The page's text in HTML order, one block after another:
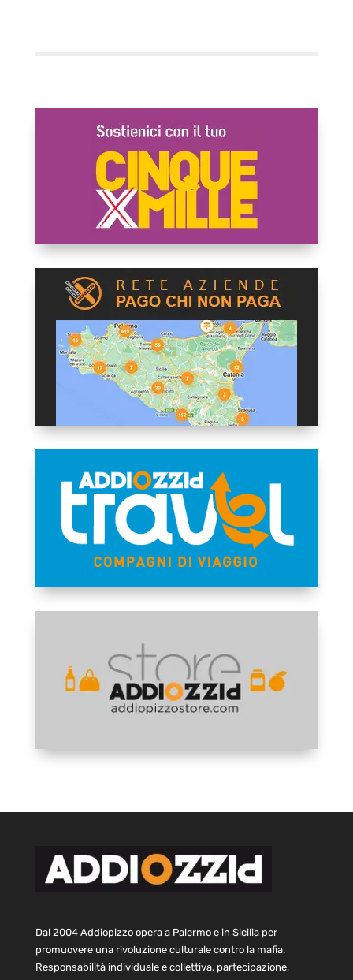
Dal 2004 Addiopizzo opera a Palermo e in Sicilia per
promuovere una rivoluzione culturale contro la mafia.
Responsabilità individuale e collettiva, partecipazione,